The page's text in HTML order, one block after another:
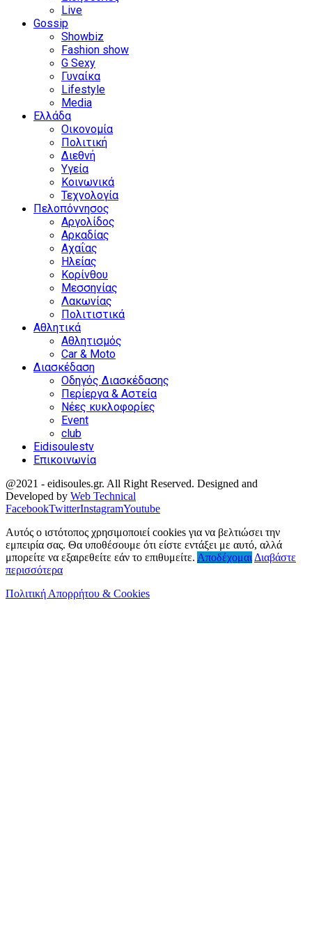
Live
Gossip
Showbiz
Fashion show
G Sexy
Γυναίκα
Lifestyle
Media
Ελλάδα
Οικονομία
Πολιτική
Διεθνή
Υγεία
Κοινωνικά
Τεχνολογία
Πελοπόννησος
Αργολίδος
Αρκαδίας
Αχαΐας
Ηλείας
Κορίνθου
Μεσσηνίας
Λακωνίας
Πολιτιστικά
Αθλητικά
Αθλητισμός
Car & Moto
Διασκέδαση
Οδηγός Διασκέδασης
Περίεργα & Αστεία
Νέες κυκλοφορίες
Event
club
Eidisoulestv
Επικοινωνία
@2021 - eidisoules.gr. All Right Reserved. Designed and
Developed by Web Technical
FacebookTwitterInstagramYoutube
Αυτός ο ιστότοπος χρησιμοποιεί cookies για να βελτιώσει την
εμπειρία σας. Θα υποθέσουμε ότι είστε εντάξει με αυτό, αλλά
μπορείτε να εξαιρεθείτε εάν το επιθυμείτε. Αποδέχομαι Διαβάστε
περισσότερα
Πολιτική Απορρήτου & Cookies